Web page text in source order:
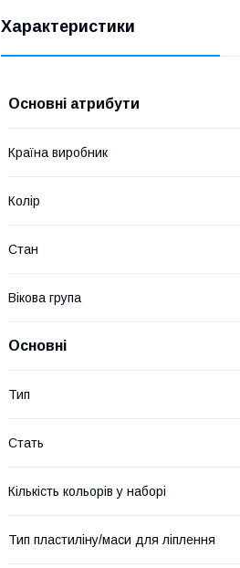
Характеристики
Основні атрибути
Країна виробник
Колір
Стан
Вікова група
Основні
Тип
Стать
Кількість кольорів у наборі
Тип пластиліну/маси для ліплення